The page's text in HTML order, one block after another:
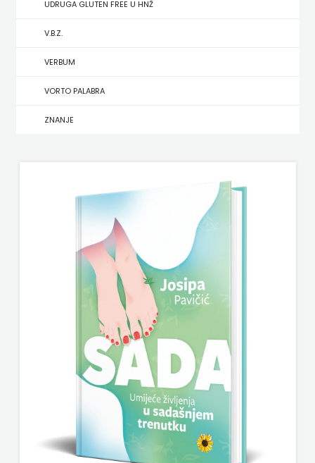
MATE
KNJIŽNICA
HNŽ/K
UDRUGA GLUTEN FREE U HNŽ
V.B.Z.
VERBUM
VORTO PALABRA
ZNANJE